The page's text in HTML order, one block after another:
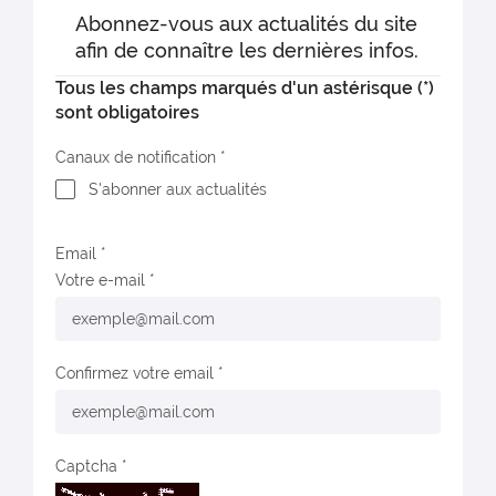
Abonnez-vous aux actualités du site
afin de connaître les dernières infos.
Tous les champs marqués d'un astérisque (*)
sont obligatoires
Canaux de notification
S'abonner aux actualités
Email
Votre e-mail
Confirmez votre email
Captcha